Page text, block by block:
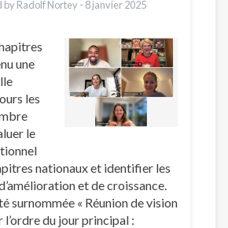
Radolf Nortey - 8 janvier 2025
une
les
le
nationaux et identifier les
et de croissance.
surnommée « Réunion de vision
du jour principal :